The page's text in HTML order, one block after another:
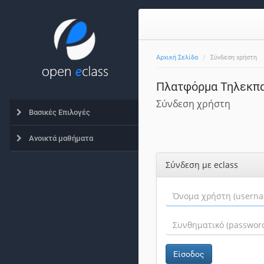
Αρχική Σελίδα Σύνδεση χρήστη
Πλατφόρμα
Σύνδεση χρήστη
Σύνδεση με eclass
Είσοδος
Βασικές Επιλογές
Ανοικτά μαθήματα